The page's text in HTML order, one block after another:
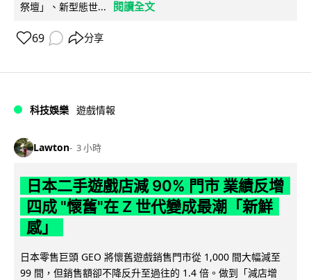
祭壇」、新型態世...
閱讀全文
69 分享
科技娛樂 遊戲情報
Lawton 3 小時
日本二手遊戲店減 90% 門市 業績反增
四成 "懷舊"在 Z 世代變成最潮「新鮮
感」
日本零售巨頭 GEO 將懷舊遊戲銷售門市從 1,000 間大幅減至
99 間，但銷售額卻不降反升至過往的 1.4 倍。做到「減店增